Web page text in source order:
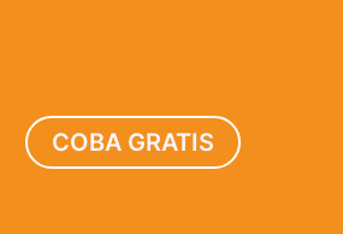
COBA GRATIS